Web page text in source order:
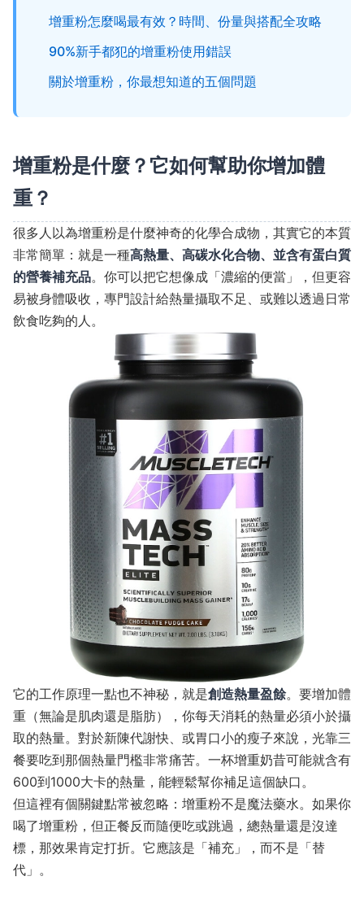
增重粉怎麼喝最有效？時間、份量與搭配全攻略
90%新手都犯的增重粉使用錯誤
關於增重粉，你最想知道的五個問題
增重粉是什麼？它如何幫助你增加體
重？
很多人以為增重粉是什麼神奇的化學合成物，其實它的本質
非常簡單：就是一種高熱量、高碳水化合物、並含有蛋白質
的營養補充品。你可以把它想像成「濃縮的便當」，但更容
易被身體吸收，專門設計給熱量攝取不足、或難以透過日常
飲食吃夠的人。
它的工作原理一點也不神秘，就是創造熱量盈餘。要增加體
重（無論是肌肉還是脂肪），你每天消耗的熱量必須小於攝
取的熱量。對於新陳代謝快、或胃口小的瘦子來說，光靠三
餐要吃到那個熱量門檻非常痛苦。一杯增重奶昔可能就含有
600到1000大卡的熱量，能輕鬆幫你補足這個缺口。
但這裡有個關鍵點常被忽略：增重粉不是魔法藥水。如果你
喝了增重粉，但正餐反而隨便吃或跳過，總熱量還是沒達
標，那效果肯定打折。它應該是「補充」，而不是「替
代」。